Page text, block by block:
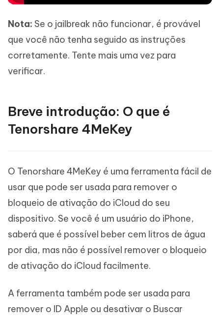
Nota: Se o jailbreak não funcionar, é provável
que você não tenha seguido as instruções
corretamente. Tente mais uma vez para
verificar.
Breve introdução: O que é
Tenorshare 4MeKey
O Tenorshare 4MeKey é uma ferramenta fácil de
usar que pode ser usada para remover o
bloqueio de ativação do iCloud do seu
dispositivo. Se você é um usuário do iPhone,
saberá que é possível beber cem litros de água
por dia, mas não é possível remover o bloqueio
de ativação do iCloud facilmente.
A ferramenta também pode ser usada para
remover o ID Apple ou desativar o Buscar